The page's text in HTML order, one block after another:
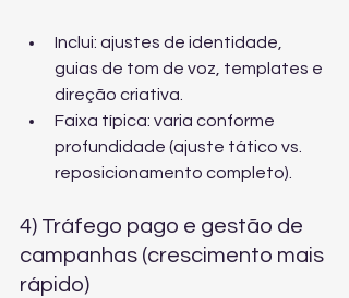
Inclui: ajustes de identidade,
guias de tom de voz, templates e
direção criativa.
Faixa típica: varia conforme
profundidade (ajuste tático vs.
reposicionamento completo).
4) Tráfego pago e gestão de
campanhas (crescimento mais
rápido)